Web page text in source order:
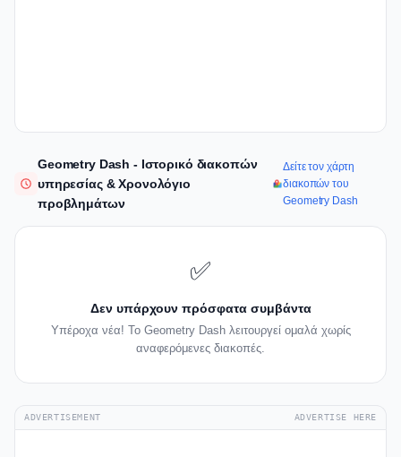
Geometry Dash - Ιστορικό διακοπών
υπηρεσίας & Χρονολόγιο
προβλημάτων
Δείτε τον χάρτη
διακοπών του
Geometry Dash
✅
Δεν υπάρχουν πρόσφατα συμβάντα
Υπέροχα νέα! Το Geometry Dash λειτουργεί ομαλά χωρίς
αναφερόμενες διακοπές.
ADVERTISEMENT ADVERTISE HERE